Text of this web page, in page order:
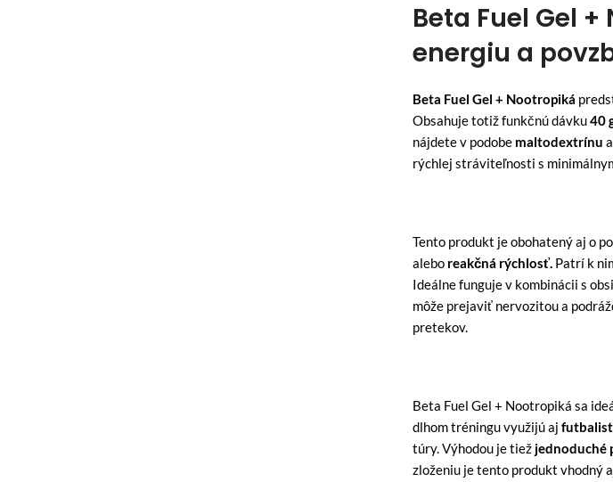
Beta Fuel Gel
energiu a
Beta Fuel Gel + Nootropiká
Obsahuje totiž funkčnú dávku40
nájdete v podobe maltodextrínu a
rýchlej stráviteľnosti s
Tento produkt je obohatený aj o
alebo reakčná rýchlosť. Patrí k
Ideálne funguje v kombinácii s
môže prejaviť nervozitou a
pretekov.
Beta Fuel Gel + Nootropiká sa
dlhom tréningu využijú aj
túry. Výhodou je tiež jednoduché
zloženiu je tento produkt vhodný